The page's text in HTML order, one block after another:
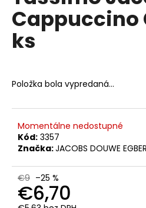
0,0
z
5
hviezdičiek.
Cappuccino
ks
Položka bola vypredaná…
Momentálne nedostupné
Kód: 3357
Značka:JACOBS DOUWE
€9 –25 %
€6,70
a
m
e
CAFFÉ
TRADIZIONE
ZRNKOVÁ
KÁVA
KG
€21,90
Pôvodne:
€28